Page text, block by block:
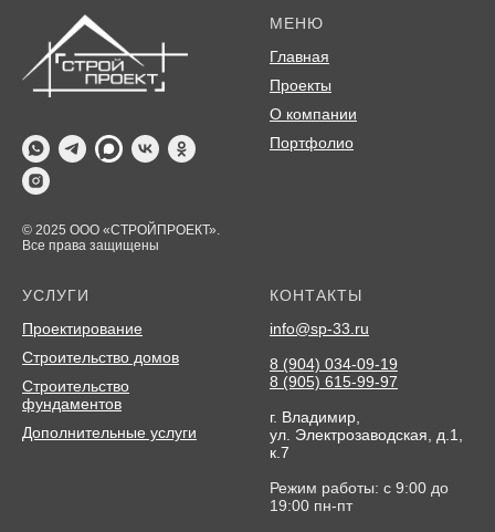
© 2025 ООО «СТРОЙПРОЕКТ».
Все права защищены
МЕНЮ
Главная
Проекты
О компании
Портфолио
УСЛУГИ
Проектирование
Строительство домов
Строительство
фундаментов
Дополнительные услуги
КОНТАКТЫ
info@sp-33.ru
8 (904) 034-09-19
8 (905) 615-99-97
г. Владимир,
ул. Электрозаводская, д.1,
к.7
Режим работы: с 9:00 до
19:00 пн-пт